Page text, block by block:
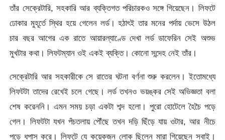
তাঁর সেক্রেটারি, সহকারি আর ব্যক্তিগত পরিচারকও সঙ্গে গিয়েছেন। লিফটে
ঢোকার মুহূর্তে স্থির হয়ে গেলেন লর্ড। হঠাৎই তার মনের পর্দায় ভেসে উঠল
চার বছর আগের এক রাতে আয়ারল্যাণ্ডে দেখা লর্ড ডাফেরিন সেই অশুভ
মুখটার কথা। লিফটম্যান ওই একই ব্যক্তি। কোনো সন্দেহ নেই তাঁর।
সেক্রেটারি আর সহকারীকে সে রাতের ঘটনা বর্ণনা শুরু করলেন। ইতোমধ্যে
লিফটটা তাদের রেখেই চলে গেছে। লর্ড তখনও ভয়ঙ্কর সেই অভিজ্ঞতা বলা
শেষ করেননি। এমন সময় চড়া একটা শব্দ হলো। পুরো হোটেলে হৈচৈ পড়ে
গেল। লিফটটা যখন পঁচতলায় পৌঁছে তখন দড়ি ছিঁড়ে যায় ওটার, আর নীচে
পড়ে ধপাস করে। লিফটে যে কয়েকজন লোক ছিলেন মারা গিয়েছেন সবাই।